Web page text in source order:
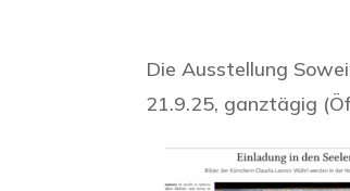
Die Ausstellung
21.9.25, ganztägig